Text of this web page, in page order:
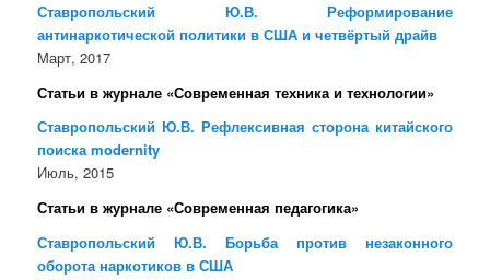
Ставропольский Ю.В. Реформирование
антинаркотической политики в США и четвёртый драйв
Март, 2017
Статьи в журнале «Современная техника и технологии»
Ставропольский Ю.В. Рефлексивная сторона китайского
поиска modernity
Июль, 2015
Статьи в журнале «Современная педагогика»
Ставропольский Ю.В. Борьба против незаконного
оборота наркотиков в США